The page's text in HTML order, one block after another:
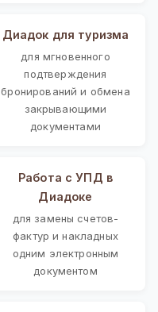
Диадок для туризма
для мгновенного
подтверждения
бронирований и обмена
закрывающими
документами
Работа с УПД в
Диадоке
для замены счетов-
фактур и накладных
одним электронным
документом